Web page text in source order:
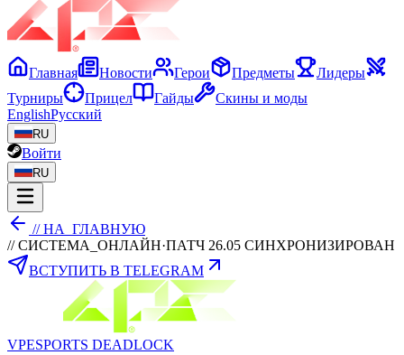
Главная Новости Герои Предметы
Лидеры
Турниры
Прицел Гайды
Скины и моды
EnglishРусский
RU
Войти
RU
// НА_ГЛАВНУЮ
// СИСТЕМА_ОНЛАЙН·ПАТЧ 26.05 СИНХРОНИЗИРОВАН
ВСТУПИТЬ В TELEGRAM
VPESPORTS DEADLOCK